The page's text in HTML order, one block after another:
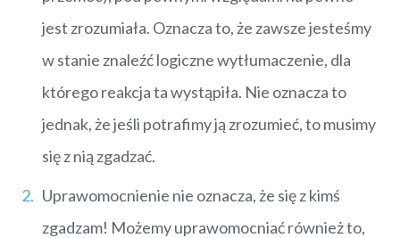
jest zrozumiała. Oznacza to, że zawsze jesteśmy
w stanie znaleźć logiczne wytłumaczenie, dla
którego reakcja ta wystąpiła. Nie oznacza to
jednak, że jeśli potrafimy ją zrozumieć, to musimy
się z nią zgadzać.
Uprawomocnienie nie oznacza, że się z kimś
zgadzam! Możemy uprawomocniać również to,